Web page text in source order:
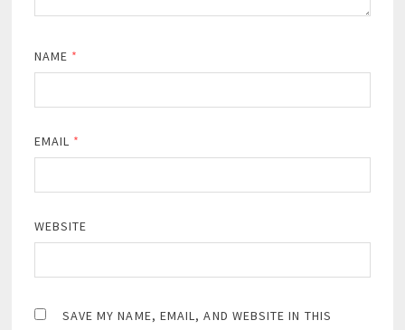
NAME *
EMAIL *
WEBSITE
SAVE MY NAME, EMAIL, AND WEBSITE IN THIS